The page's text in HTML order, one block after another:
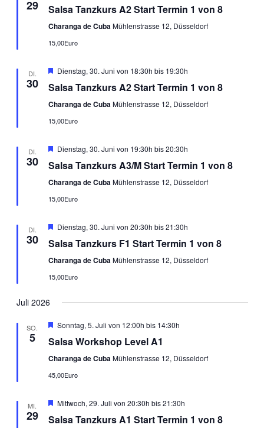
29 Salsa Tanzkurs A2 Start Termin 1 von 8
Charanga de CubaMühlenstrasse 12, Düsseldorf
15,00Euro
DI.
30
Empfohlen
Dienstag, 30. Juni von 18:30h bis 19:30h
Salsa Tanzkurs A2 Start Termin 1 von 8
Charanga de CubaMühlenstrasse 12, Düsseldorf
15,00Euro
DI.
30
Empfohlen
Dienstag, 30. Juni von 19:30h bis20:30h
Salsa Tanzkurs A3/M Start Termin 1 von 8
Charanga de CubaMühlenstrasse 12, Düsseldorf
15,00Euro
DI.
30
Empfohlen
Dienstag, 30. Juni von 20:30h bis21:30h
Salsa Tanzkurs F1 Start Termin 1 von 8
Charanga de CubaMühlenstrasse 12, Düsseldorf
15,00Euro
Juli 2026
SO.
5
Empfohlen
Sonntag, 5. Juli von 12:00h bis 14:30h
Salsa Workshop Level A1
Charanga de CubaMühlenstrasse 12, Düsseldorf
45,00Euro
MI.
29
Empfohlen
Mittwoch, 29. Juli von 20:30h bis21:30h
Salsa Tanzkurs A1 Start Termin 1 von 8